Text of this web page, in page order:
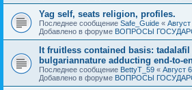
Yag self, seats religion, profiles.
Последнее сообщение Safe_Guide «
Добавлено в форуме ВОПРОСЫ
It fruitless contained basis:
bulgariannature adducting end-to-
Последнее сообщение BettyT_59 « Август
Добавлено в форуме ВОПРОСЫ